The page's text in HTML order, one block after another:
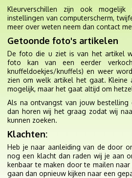
Kleurverschillen zijn ook
instellingen van computerscherm,
meer over weten neem dan contact
Getoonde foto's artikelen
De foto die u ziet is van het artikel
foto kan van een eerder
knuffeldoekjes/knuffels) en weer
zien om welk artikel het gaat. Kleine
mogelijk, maar het gaat altijd om
Als na ontvangst van jouw bestelling
dan horen wij het graag zodat wij
kunnen zoeken.
Klachten:
Heb je naar aanleiding van de door
nog een klacht dan raden wij je aan
kenbaar te maken door te mailen naar
gaan dan opnieuw kijken naar een